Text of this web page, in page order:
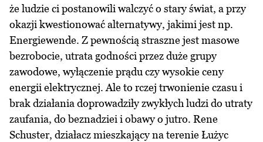
że ludzie ci postanowili walczyć o stary świat, a przy
okazji kwestionować alternatywy, jakimi jest np.
Energiewende. Z pewnością straszne jest masowe
bezrobocie, utrata godności przez duże grupy
zawodowe, wyłączenie prądu czy wysokie ceny
energii elektrycznej. Ale to rczej trwonienie czasu i
brak działania doprowadziły zwykłych ludzi do utraty
zaufania, do beznadziei i obawy o jutro. Rene
Schuster, działacz mieszkający na terenie Łużyc